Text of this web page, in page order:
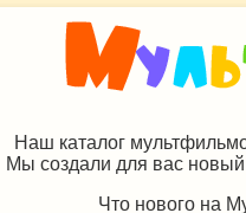
Наш каталог
Мы создали для вас
Что нового на